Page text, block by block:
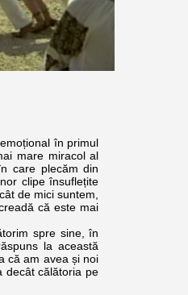
în primul
mare miracol al
care plecăm din
clipe însuflețite
de mici suntem,
că este mai
spre sine, în
la această
că am avea și noi
decât călătoria pe